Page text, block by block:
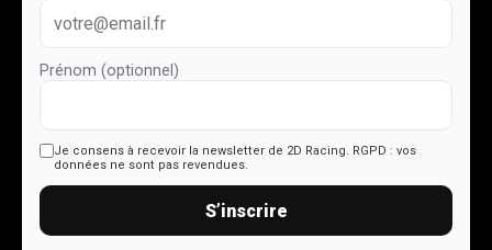
Prénom (optionnel)
Je consens à recevoir la newsletter de 2D Racing. RGPD : vos
données ne sont pas revendues.
S’inscrire